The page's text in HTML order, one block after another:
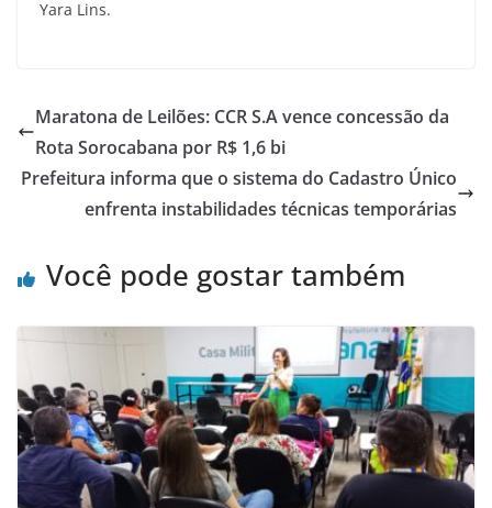
Yara Lins.
Maratona de Leilões: CCR S.A vence concessão da
Rota Sorocabana por R$ 1,6 bi
Prefeitura informa que o sistema do Cadastro Único
enfrenta instabilidades técnicas temporárias
Você pode gostar também